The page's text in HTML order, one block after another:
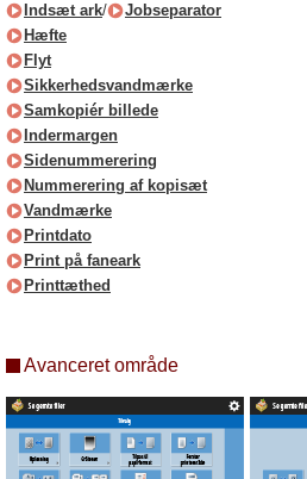
Indsæt ark/
Jobseparator
Hæfte
Flyt
Sikkerhedsvandmærke
Samkopiér billede
Indermargen
Sidenummerering
Nummerering af kopisæt
Vandmærke
Printdato
Print på faneark
Printtæthed
Avanceret område